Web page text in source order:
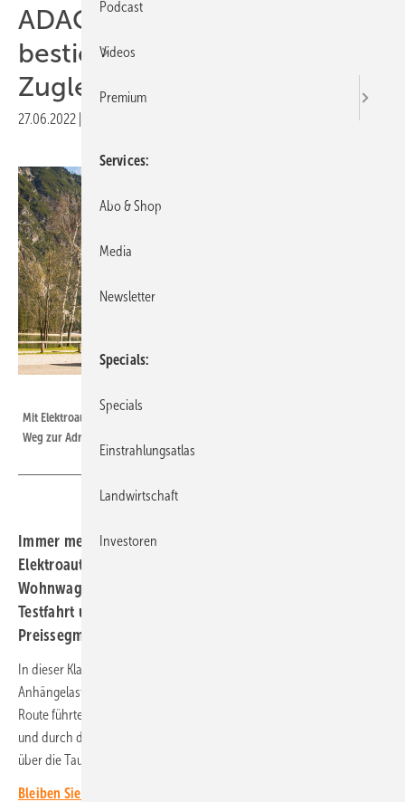
ADAC: Elektrischer Kia
besticht mit guter
Zugleistung
27.06.2022
Mit Elektroauto und Wohnwagen in den Urlaub: Das Testgespann auf dem
Weg zur Adria.
Immer mehr Reisende planen ihre Urlaubsfahrt mit dem
Elektroauto. Würde das auch als Gespann mit einem
Wohnwagen funktionieren? Der ADAC hat in einer
Testfahrt untersucht, wie ein Fahrzeug aus dem mittleren
Preissegment diese Aufgabe meistert.
In dieser Klasse kommen zunehmend Modelle auf den Markt, die
Anhängelasten von 1.500 bis 1.600 Kilogramm ziehen dürfen. Die
Route führte dabei auf 1.281 Kilometer in drei Tagen über den Brenner
und durch die Dolomiten an die Adria und durch Slowenien zurück
über die Tauernautobahn.
Bleiben Sie auf dem Laufenden, melden Sie sich für unseren
Podcast
Videos
Premium
Services
Abo & Shop
Media
Newsletter
Specials
Specials
Einstrahlungsatlas
Landwirtschaft
Investoren